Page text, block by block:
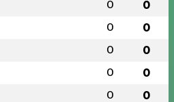
0 0
0 0
0 0
0 0
0 0